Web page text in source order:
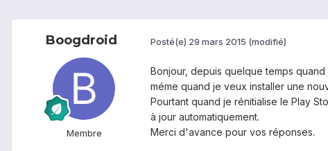
Boogdroid
Membre
Posté(e) 29 mars 2015 (modifié)
Bonjour, depuis quelque temps
méme quand je veux installer une
Pourtant quand je rénitialise le Play
à jour automatiquement.
Merci d'avance pour vos réponses.